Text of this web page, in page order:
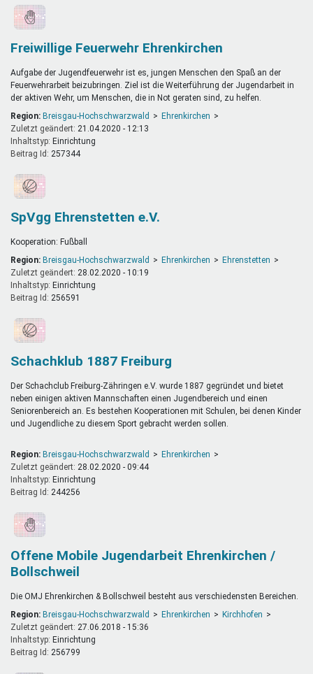
Freiwillige Feuerwehr Ehrenkirchen
Aufgabe der Jugendfeuerwehr ist es, jungen Menschen den Spaß an der
Feuerwehrarbeit beizubringen. Ziel ist die Weiterführung der Jugendarbeit in
der aktiven Wehr, um Menschen, die in Not geraten sind, zu helfen.
Region: Breisgau-Hochschwarzwald
Ehrenkirchen
Zuletzt geändert: 21.04.2020 - 12:13
Inhaltstyp:
einrichtung
Beitrag Id: 257344
SpVgg Ehrenstetten e.V.
Kooperation: Fußball
Region: Breisgau-Hochschwarzwald Ehrenkirchen
Ehrenstetten
Zuletzt geändert: 28.02.2020 - 10:19
Inhaltstyp:
einrichtung
Beitrag Id: 256591
Schachklub 1887 Freiburg
Der Schachclub Freiburg-Zähringen e.V. wurde 1887 gegründet und bietet
neben einigen aktiven Mannschaften einen Jugendbereich und einen
Seniorenbereich an. Es bestehen Kooperationen mit Schulen, bei denen Kinder
und Jugendliche zu diesem Sport gebracht werden sollen.
Region: Breisgau-Hochschwarzwald
Ehrenkirchen
Zuletzt geändert: 28.02.2020 - 09:44
Inhaltstyp:
einrichtung
Beitrag Id: 244256
Offene Mobile Jugendarbeit Ehrenkirchen /
Bollschweil
Die OMJ Ehrenkirchen & Bollschweil besteht aus verschiedensten Bereichen.
Region: Breisgau-Hochschwarzwald Ehrenkirchen
Kirchhofen
Zuletzt geändert: 27.06.2018 - 15:36
Inhaltstyp:
einrichtung
Beitrag Id: 256799